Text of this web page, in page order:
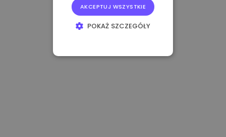
AKCEPTUJ WSZYSTKIE
POKAŻ SZCZEGÓŁY